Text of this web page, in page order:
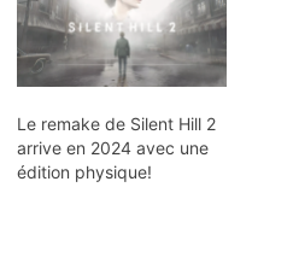
Le remake de Silent Hill 2
arrive en 2024 avec une
édition physique!